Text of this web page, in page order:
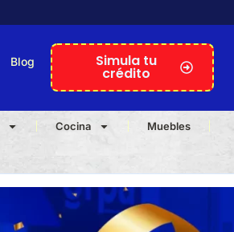
Blog Simula tu
crédito
Cocina Muebles